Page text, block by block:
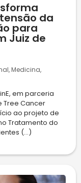
da
para
Juiz de
, Medicina,
em parceria
Tree Cancer
ao projeto de
Tratamento do
(...)